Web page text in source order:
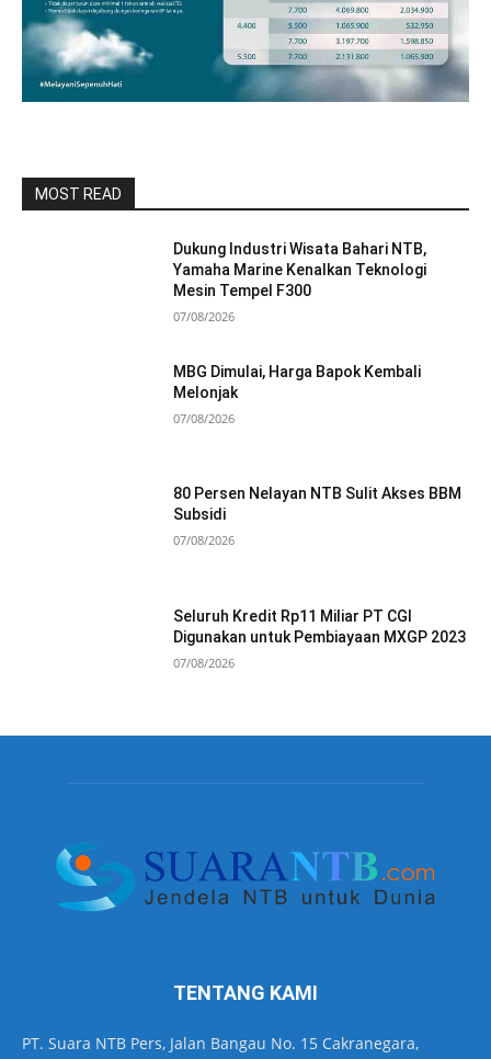
MOST READ
Dukung Industri Wisata Bahari NTB,
Yamaha Marine Kenalkan Teknologi
Mesin Tempel F300
07/08/2026
MBG Dimulai, Harga Bapok Kembali
Melonjak
07/08/2026
80 Persen Nelayan NTB Sulit Akses BBM
Subsidi
07/08/2026
Seluruh Kredit Rp11 Miliar PT CGI
Digunakan untuk Pembiayaan MXGP 2023
07/08/2026
TENTANG KAMI
PT. Suara NTB Pers, Jalan Bangau No. 15 Cakranegara,